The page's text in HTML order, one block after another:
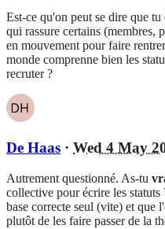
Est-ce qu'on peut se dire que
qui rassure certains (membres,
en mouvement pour faire
monde comprenne bien les
recruter ?
De Haas · Wed 4 May
Autrement questionné. As-tu
collective pour écrire les statuts
base correcte seul (vite) et que
plutôt de les faire passer de la